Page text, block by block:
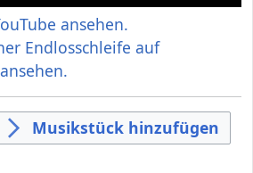
ansehen.
Endlosschleife auf
Musikstück hinzufügen